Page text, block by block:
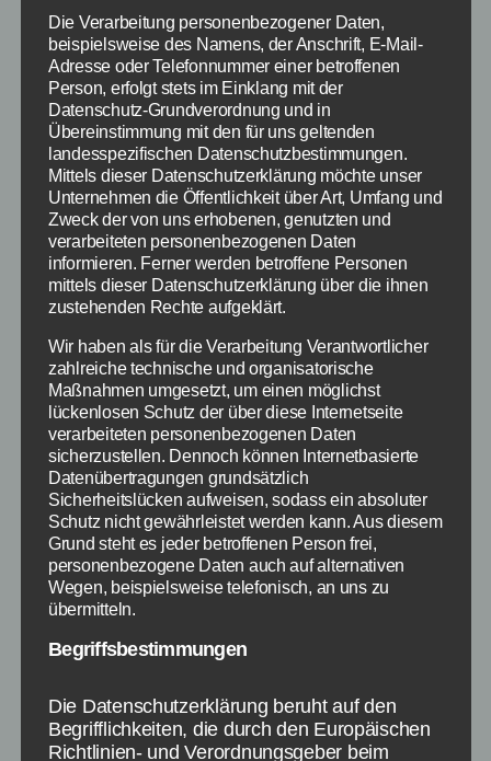
Joghurtmaschine im
Sale auf Otto.de
Beitragsautor
Vonredaktion Veröffentlichungsdatum
30. Dezember 2013
Gutes und leckeres Essen gehört definitiv zum
Luxus. Schön Schlemmen kann ein wahres
Wellnesserlebnis sein. Schön ist es, wenn gutes
Schlemmen auch gesundes Schlemmen ist.
Noch besseres Schlemmen ist möglich, wenn
du deine Leckerein einfach selber machst. Der
Gourmet Maxx bei Otto Wie wäre es einmal mit
einem Joghurt aus eigener Herstellung? Ein
Milchprodukt, wie […]
Schlagwörter
Ernährung,Schnäppchen,Ratgeber,Geschenkidee
Rezepte
Strauss Innovation: 20
Die Verarbeitung personenbezogener Daten,
beispielsweise des Namens, der Anschrift, E-Mail-
Adresse oder Telefonnummer einer betroffenen
Person, erfolgt stets im Einklang mit der
Datenschutz-Grundverordnung und in
Übereinstimmung mit den für uns geltenden
landesspezifischen Datenschutzbestimmungen.
Mittels dieser Datenschutzerklärung möchte unser
Unternehmen die Öffentlichkeit über Art, Umfang und
Zweck der von uns erhobenen, genutzten und
verarbeiteten personenbezogenen Daten
informieren. Ferner werden betroffene Personen
mittels dieser Datenschutzerklärung über die ihnen
zustehenden Rechte aufgeklärt.
Wir haben als für die Verarbeitung Verantwortlicher
zahlreiche technische und organisatorische
Maßnahmen umgesetzt, um einen möglichst
lückenlosen Schutz der über diese Internetseite
verarbeiteten personenbezogenen Daten
sicherzustellen. Dennoch können Internetbasierte
Datenübertragungen grundsätzlich
Sicherheitslücken aufweisen, sodass ein absoluter
Schutz nicht gewährleistet werden kann. Aus diesem
Grund steht es jeder betroffenen Person frei,
personenbezogene Daten auch auf alternativen
Wegen, beispielsweise telefonisch, an uns zu
übermitteln.
Begriffsbestimmungen
Die Datenschutzerklärung beruht auf den
Begrifflichkeiten, die durch den Europäischen
Richtlinien- und Verordnungsgeber beim